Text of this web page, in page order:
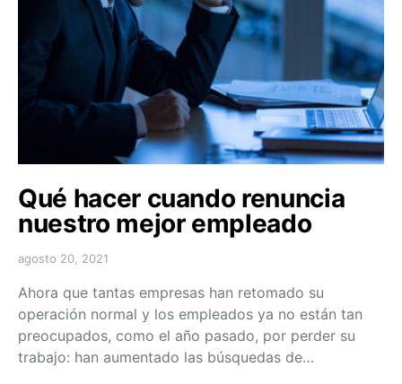
Qué hacer cuando renuncia
nuestro mejor empleado
agosto 20, 2021
Ahora que tantas empresas han retomado su
operación normal y los empleados ya no están tan
preocupados, como el año pasado, por perder su
trabajo: han aumentado las búsquedas de…